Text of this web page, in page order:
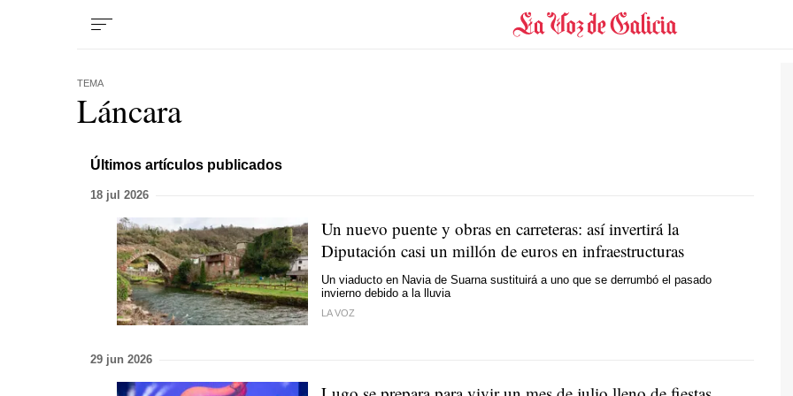
TEMA
Láncara
Últimos artículos publicados
18 jul 2026
Un nuevo puente y obras en carreteras: así invertirá la
Diputación casi un millón de euros en infraestructuras
Un viaducto en Navia de Suarna sustituirá a uno que se derrumbó el pasado
invierno debido a la lluvia
LA VOZ
29 jun 2026